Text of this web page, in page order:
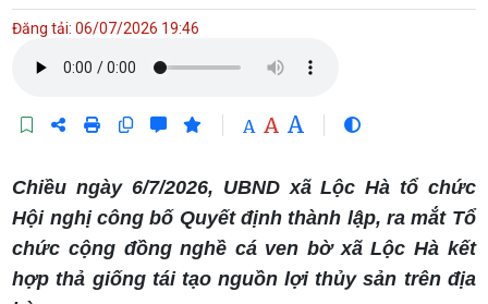
Đăng tải: 06/07/2026 19:46
A A A
Chiều ngày 6/7/2026, UBND xã Lộc Hà tổ chức
Hội nghị công bố Quyết định thành lập, ra mắt Tổ
chức cộng đồng nghề cá ven bờ xã Lộc Hà kết
hợp thả giống tái tạo nguồn lợi thủy sản trên địa